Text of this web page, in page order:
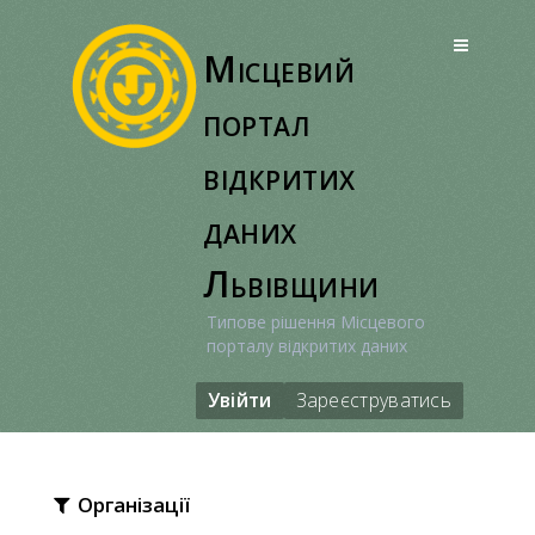
Місцевий
портал
відкритих
даних
Львівщини
Типове рішення Місцевого
порталу відкритих даних
Увійти Зареєструватись
Організації